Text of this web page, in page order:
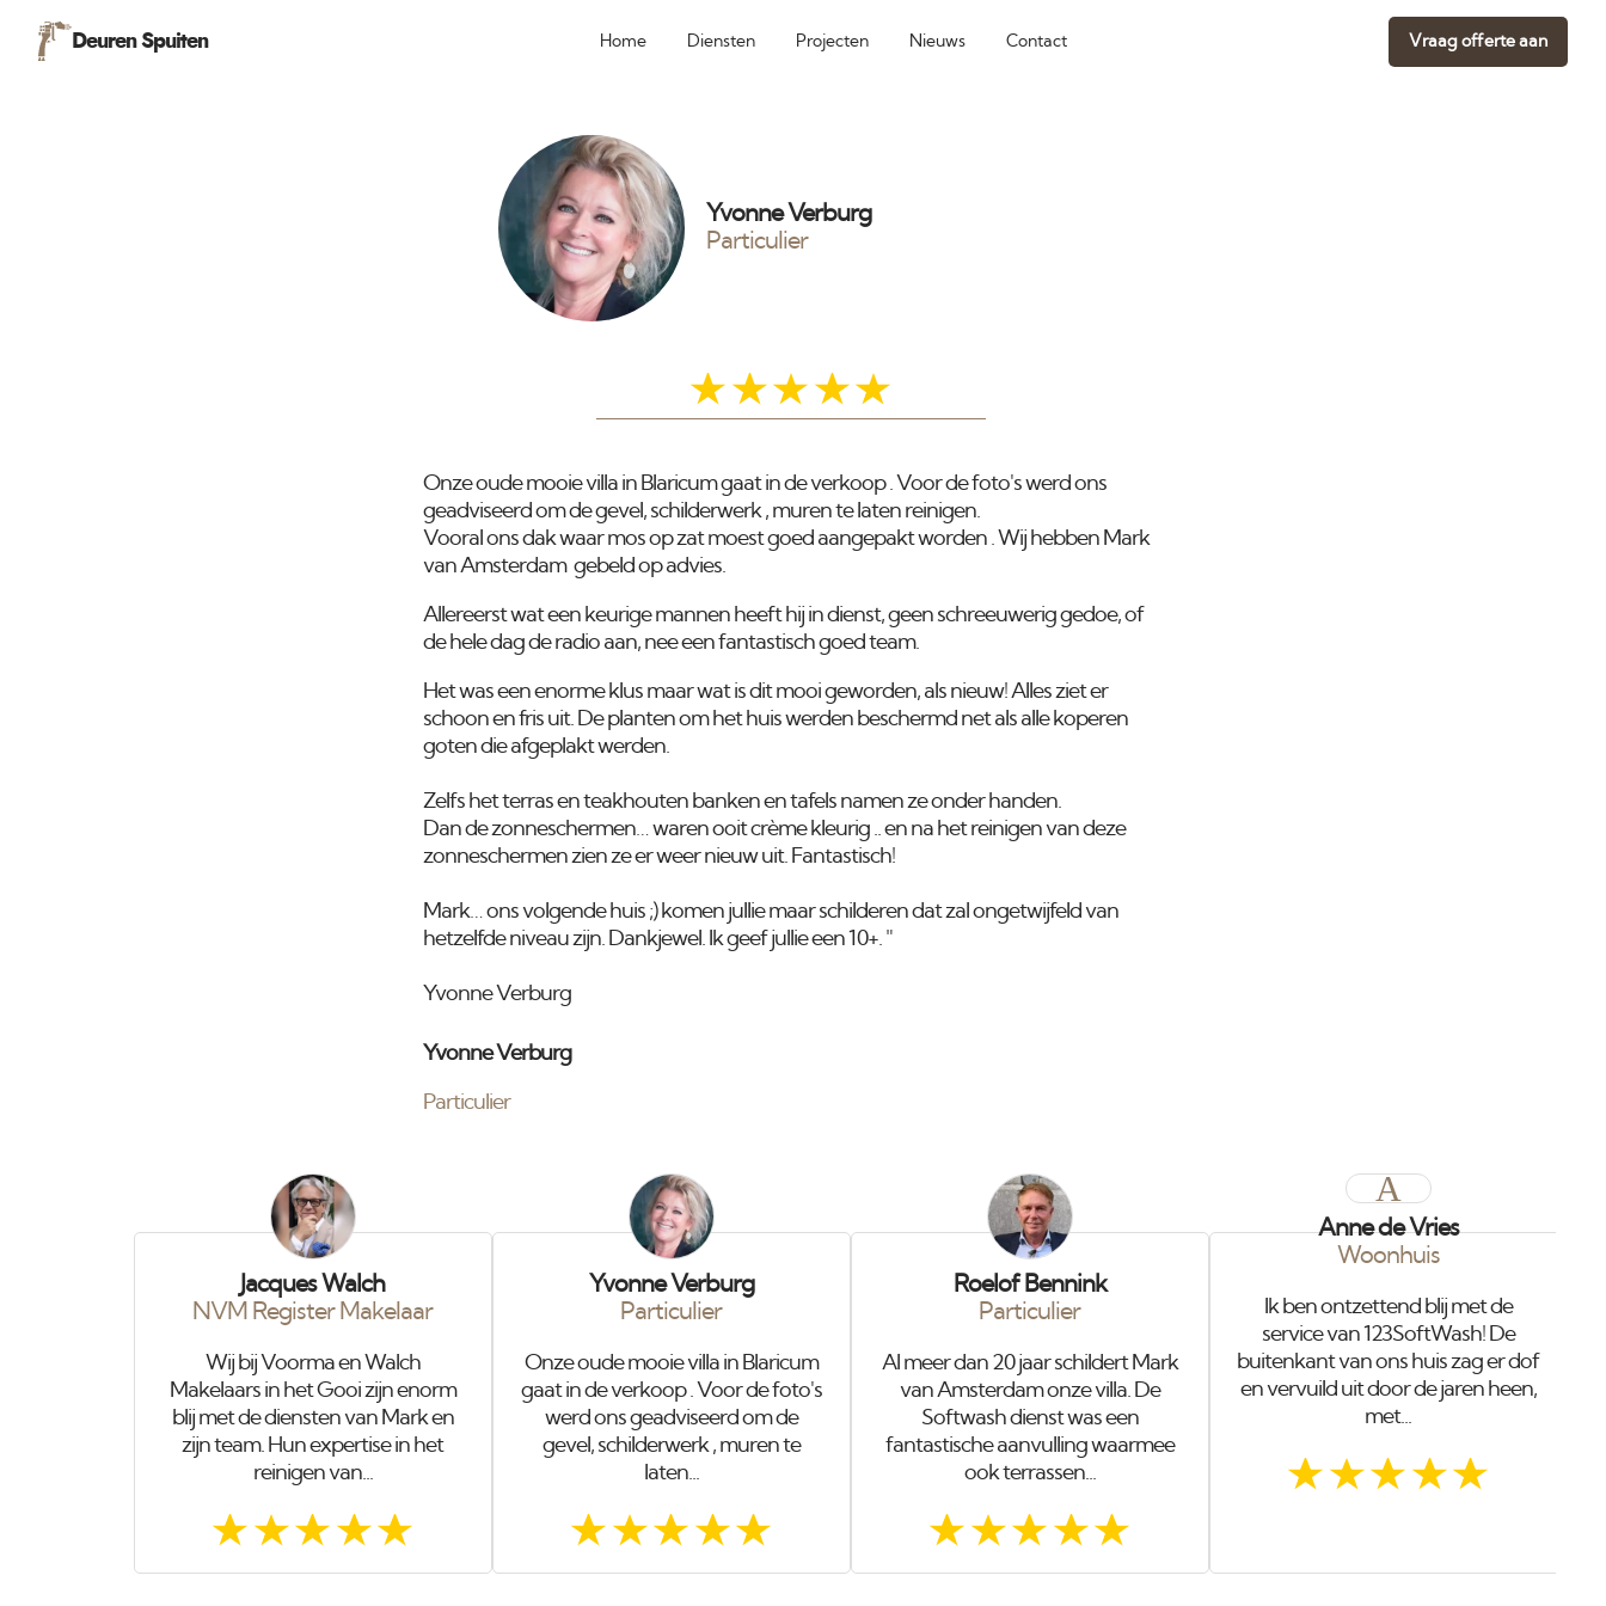
Deuren Spuiten Home Diensten Projecten Nieuws Contact Vraag offerte aan
Yvonne Verburg
Particulier
Onze oude mooie villa in Blaricum gaat in de verkoop . Voor de foto's werd ons
geadviseerd om de gevel, schilderwerk , muren te laten reinigen.
Vooral ons dak waar mos op zat moest goed aangepakt worden . Wij hebben Mark
van Amsterdam gebeld op advies.
Allereerst wat een keurige mannen heeft hij in dienst, geen schreeuwerig gedoe, of
de hele dag de radio aan, nee een fantastisch goed team.
Het was een enorme klus maar wat is dit mooi geworden, als nieuw! Alles ziet er
schoon en fris uit. De planten om het huis werden beschermd net als alle koperen
goten die afgeplakt werden.
Zelfs het terras en teakhouten banken en tafels namen ze onder handen.
Dan de zonneschermen… waren ooit crème kleurig .. en na het reinigen van deze
zonneschermen zien ze er weer nieuw uit. Fantastisch!
Mark… ons volgende huis ;) komen jullie maar schilderen dat zal ongetwijfeld van
hetzelfde niveau zijn. Dankjewel. Ik geef jullie een 10+. "
Yvonne Verburg
Yvonne Verburg
Particulier
Jacques Walch
NVM Register Makelaar
Wij bij Voorma en Walch
Makelaars in het Gooi zijn enorm
blij met de diensten van Mark en
zijn team. Hun expertise in het
reinigen van...
Yvonne Verburg
Particulier
Onze oude mooie villa in Blaricum
gaat in de verkoop . Voor de foto's
werd ons geadviseerd om de
gevel, schilderwerk , muren te
laten...
Roelof Bennink
Particulier
Al meer dan 20 jaar schildert Mark
van Amsterdam onze villa. De
Softwash dienst was een
fantastische aanvulling waarmee
ook terrassen...
A
Anne de Vries
Woonhuis
Ik ben ontzettend blij met de
service van 123SoftWash! De
buitenkant van ons huis zag er dof
en vervuild uit door de jaren heen,
met...